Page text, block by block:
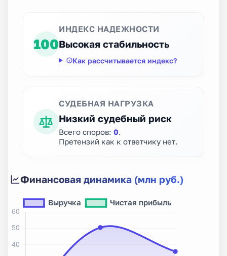
100
ИНДЕКС НАДЕЖНОСТИ
Высокая стабильность
Как рассчитывается индекс?
СУДЕБНАЯ НАГРУЗКА
Низкий судебный риск
Всего споров: 0
Претензий как к ответчику нет.
Финансовая динамика (млн руб.)